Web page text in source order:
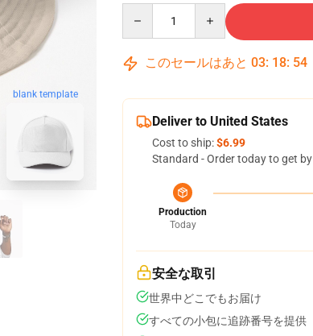
blank template
このセールはあと 03: 18: 53
Deliver to United States
Cost to ship:$6.99
Standard - Order today to get by
Production
Today
安全な取引
世界中どこでもお届け
すべての小包に追跡番号を提供